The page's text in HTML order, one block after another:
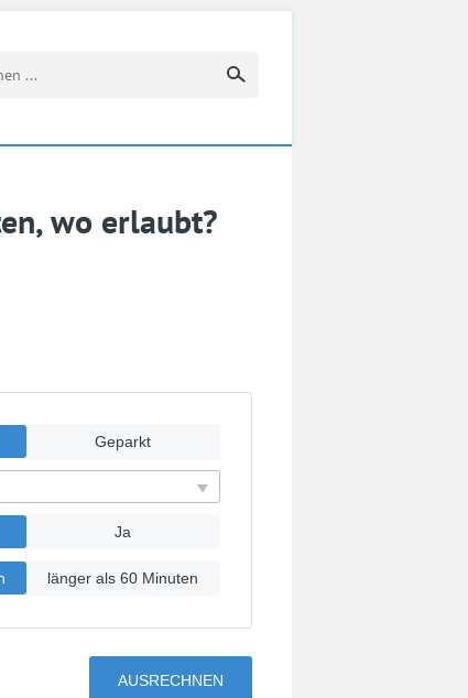
Suchbegriff eingeben
wo erlaubt?